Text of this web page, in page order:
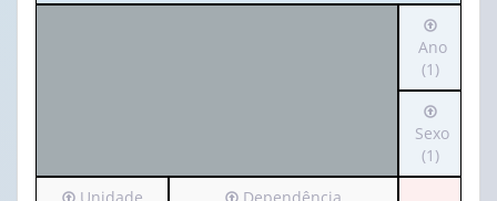
Irá
para
o
cabeçalho
(possui
apenas
1
valor):
Ano
(1)
Irá
para
o
cabeçalho
Sexo
(1)
Irá
Irá